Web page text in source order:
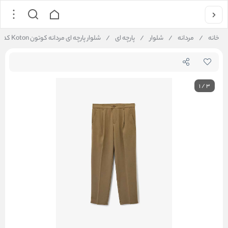
خانه / مردانه / شلوار / پارچه ای / شلوار پارچه ای مردانه کوتون Koton کد 6WAM40022IW
1/3